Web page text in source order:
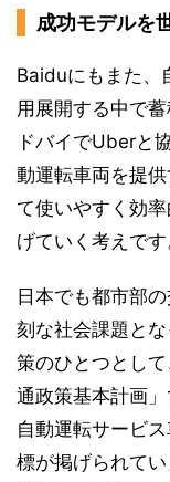
成功モデルを
Baiduにもまた、
用展開する中で
ドバイでUberと
動運転車両を提
て使いやすく効
げていく考えです
日本でも都市部
刻な社会課題と
策のひとつとし
通政策基本計画
自動運転サービ
標が掲げられて